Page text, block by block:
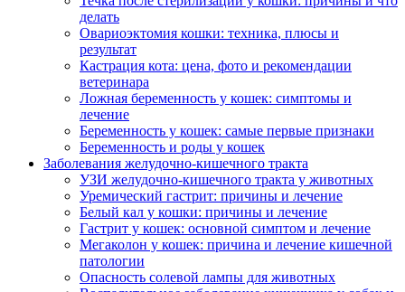
делать
Овариоэктомия кошки: техника, плюсы и
результат
Кастрация кота: цена, фото и рекомендации
ветеринара
Ложная беременность у кошек: симптомы и
лечение
Беременность у кошек: самые первые признаки
Беременность и роды у кошек
Заболевания желудочно-кишечного тракта
УЗИ желудочно-кишечного тракта у животных
Уремический гастрит: причины и лечение
Белый кал у кошки: причины и лечение
Гастрит у кошек: основной симптом и лечение
Мегаколон у кошек: причина и лечение кишечной
патологии
Опасность солевой лампы для животных